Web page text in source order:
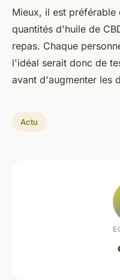
Mieux, il est
quantités d'huile de
repas. Chaque
l'idéal serait donc de
avant d'augmenter les
Actu